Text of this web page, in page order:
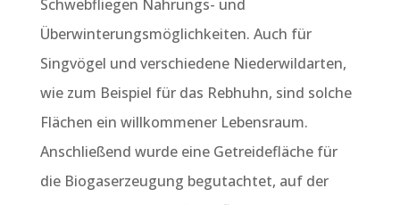
Schwebfliegen Nahrungs- und
Überwinterungsmöglichkeiten. Auch für
Singvögel und verschiedene Niederwildarten,
wie zum Beispiel für das Rebhuhn, sind solche
Flächen ein willkommener Lebensraum.
Anschließend wurde eine Getreidefläche für
die Biogaserzeugung begutachtet, auf der